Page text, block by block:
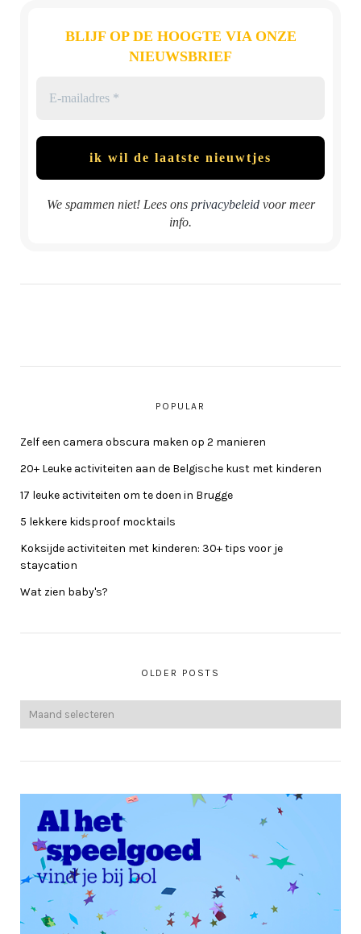
BLIJF OP DE HOOGTE VIA ONZE
NIEUWSBRIEF
We spammen niet! Lees ons privacybeleidvoor meer
info.
POPULAR
Zelf een camera obscura maken op 2 manieren
20+ Leuke activiteiten aan de Belgische kust met kinderen
17 leuke activiteiten om te doen in Brugge
5 lekkere kidsproof mocktails
Koksijde activiteiten met kinderen: 30+ tips voor je
staycation
Wat zien baby's?
OLDER POSTS